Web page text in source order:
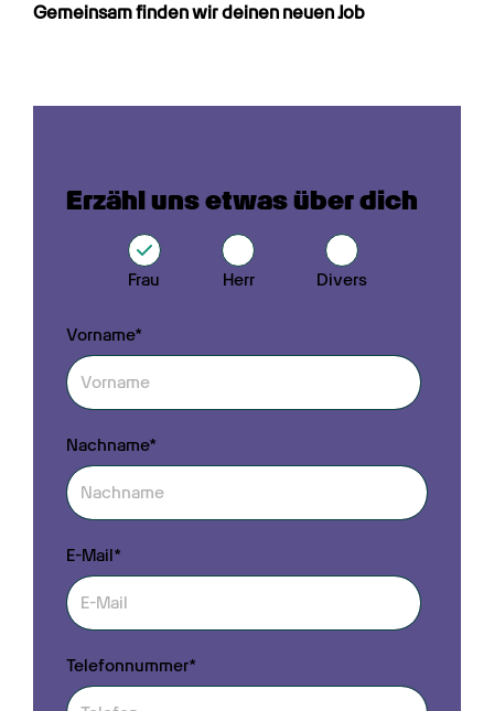
Gemeinsam finden wir deinen neuen Job
Erzähl uns etwas über dich
Frau Herr Divers
Vorname*
Nachname*
E-Mail*
Telefonnummer*